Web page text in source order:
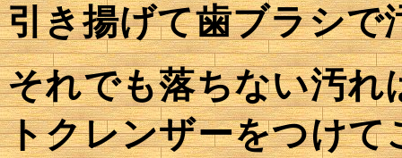
引き揚げて歯ブラシで
それでも落ちない汚れ
トクレンザーをつけて